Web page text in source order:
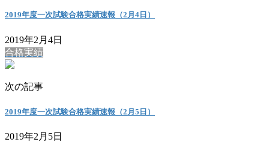
2019年度一次試験合格実績速報（2月4日）
2019年2月4日
合格実績
次の記事
2019年度一次試験合格実績速報（2月5日）
2019年2月5日